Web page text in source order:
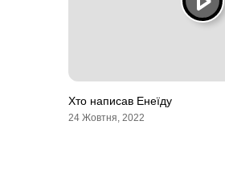
Хто написав Енеїду
24 Жовтня, 2022